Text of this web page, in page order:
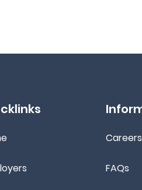
Careers
FAQs